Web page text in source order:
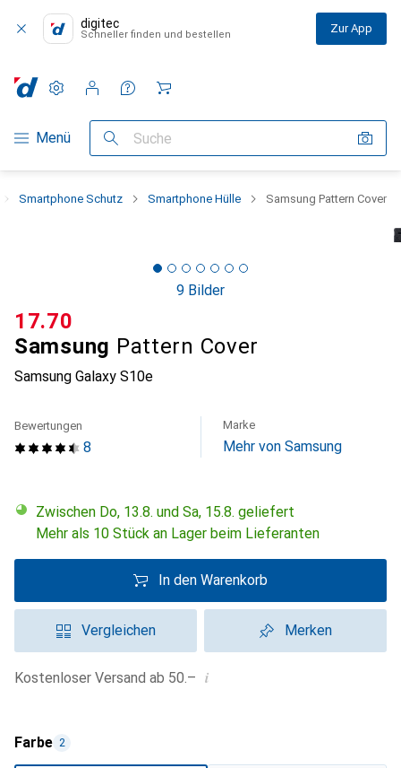
digitec
Schneller finden und bestellen Zur App
Navigation nach Kategorien
Menü Suche
Einstellungen
Kundenkonto
Vergleichslisten
Merklisten
Warenkorb
Smartphone Schutz Smartphone Hülle Samsung Pattern Cover
9 Bilder
Samsung Pattern Cover
Samsung Galaxy S10e
CHF
17.70
8
Bewertungen Marke
Mehr von Samsung
Zwischen Do, 13.8. und Sa, 15.8. geliefert
Mehr als 10 Stück an Lager beim Lieferanten
In den Warenkorb
Vergleichen Merken
Kostenloser Versand ab 50.– i
Farbe 2